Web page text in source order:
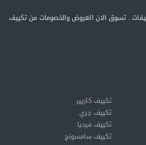
. تسوق الان العروض والخصومات من تكييف
تكييف كاريير
تكييف جري
تكييف ميديا
تكييف سامسونج